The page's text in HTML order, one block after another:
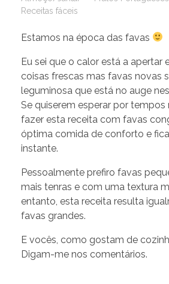
Receitas fáceis
Estamos na época das favas
Eu sei que o calor está a apertar
coisas frescas mas favas novas
leguminosa que está no auge
Se quiserem esperar por
fazer esta receita com favas
óptima comida de conforto e
instante.
Pessoalmente prefiro favas
mais tenras e com uma textura
entanto, esta receita resulta
favas grandes.
E vocês, como gostam de
Digam-me nos comentários.